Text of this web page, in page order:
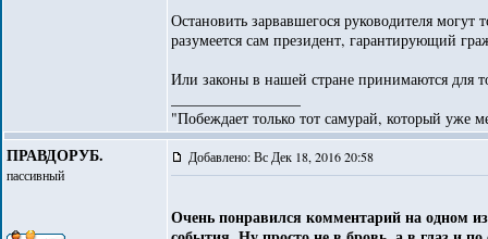
Остановить зарвавшегося руководителя
разумеется сам президент, гарантирующий
Или законы в нашей стране принимаются для
"Побеждает только тот самурай, который уже
ПРАВДОРУБ.
пассивный
Добавлено: Вс Дек 18, 2016 20:58
Очень понравился комментарий на одном